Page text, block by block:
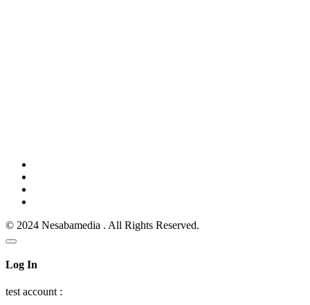
© 2024 Nesabamedia . All Rights Reserved.
Log In
test account :